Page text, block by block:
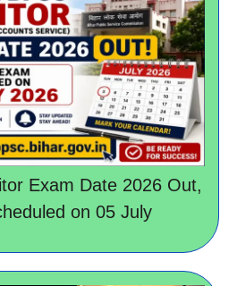
Exam Date 2026 Out,
on 05 July